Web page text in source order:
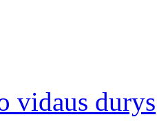
vidaus durys